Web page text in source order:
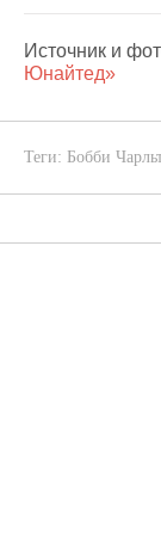
Источник и
Юнайтед»
Теги: Бобби